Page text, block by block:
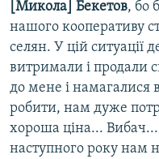
[Микола] Бекетов, бо
нашого кооперативу
селян. У цій ситуації
витримали і продали
до мене і
робити, нам дуже
хороша ціна...
наступного року нам